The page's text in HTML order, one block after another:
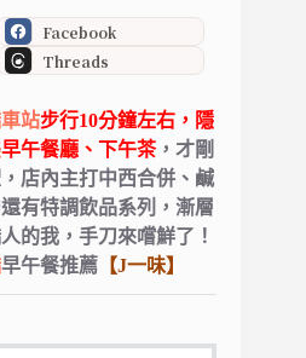
Facebook
Threads
站步行10分鐘左右， 隱
早午餐廳、下午茶，才剛
店內主打中西合併、鹹
有特調飲品系列，漸層
的我，手刀來嚐鮮了！
早午餐推薦 【J一味】